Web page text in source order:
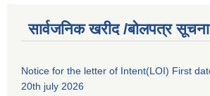
सार्वजनिक खरीद /बोलपत्र सूचना
Notice for the letter of Intent(LOI) First
20th july 2026